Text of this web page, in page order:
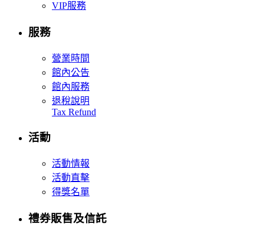
VIP服務
服務
營業時間
館內公告
館內服務
退稅說明
Tax Refund
活動
活動情報
活動直擊
得獎名單
禮券販售及信託